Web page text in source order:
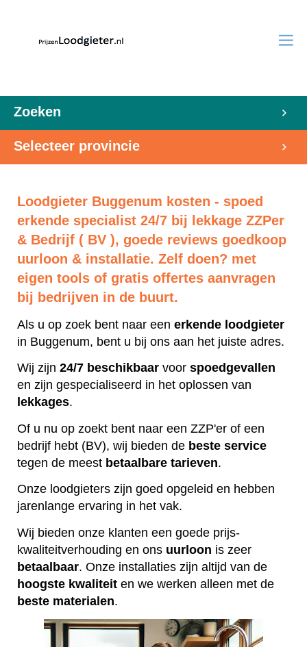
Zoeken
Selecteer provincie
Loodgieter Buggenum kosten - spoed
erkende specialist 24/7 bij lekkage ZZPer
& Bedrijf ( BV ), goede reviews goedkoop
uurloon & installatie. Zelf doen? met
eigen tools of gratis offertes aanvragen
bij bedrijven in de buurt.
Als u op zoek bent naar een erkende loodgieter
in Buggenum, bent u bij ons aan het juiste adres.
Wij zijn 24/7 beschikbaar voor spoedgevallen
en zijn gespecialiseerd in het oplossen van
lekkages.
Of u nu op zoekt bent naar een ZZP'er of een
bedrijf hebt (BV), wij bieden de beste service
tegen de meest betaalbare tarieven.
Onze loodgieters zijn goed opgeleid en hebben
jarenlange ervaring in het vak.
Wij bieden onze klanten een goede prijs-
kwaliteitverhouding en ons uurloon is zeer
betaalbaar. Onze installaties zijn altijd van de
hoogste kwaliteit en we werken alleen met de
beste materialen.